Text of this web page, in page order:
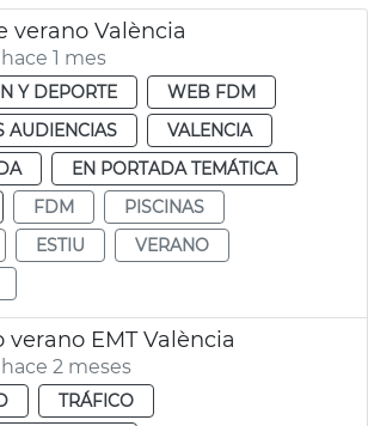
verano València
1 mes
Y DEPORTE
WEB FDM
AUDIENCIAS
VALENCIA
EN PORTADA TEMÁTICA
FDM
PISCINAS
ESTIU
VERANO
verano EMT València
2 meses
TRÁFICO